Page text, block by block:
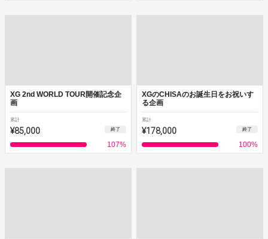
XG 2nd WORLD TOUR開催記念企
画
累計
¥85,000 終了
107%
XGのCHISAのお誕生日をお祝いす
る企画
累計
¥178,000 終了
100%